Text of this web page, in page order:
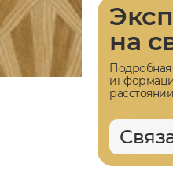
на
Подробная